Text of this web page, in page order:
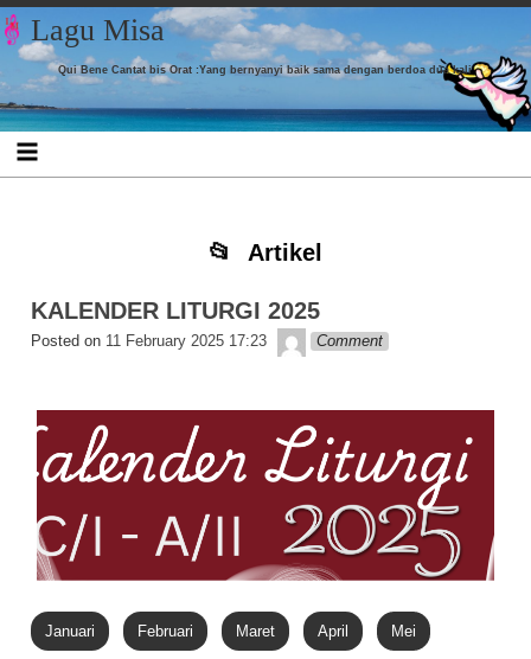
Skip to content
LISTCATEGORYPOSTSWIDGET-16
LISTCATEGORYPOSTSWIDGET-8
LISTCATEGORYPOSTSWIDGET-4
Skip to CUSTOM_HTML-7
LISTCATEGORYPOSTSWIDGET-18
Skip to CUSTOM_HTML-3
Skip to CATEGORIES-4
Skip to TAG_CLOUD-9
Lagu Misa
Qui Bene Cantat bis Orat :Yang bernyanyi baik sama dengan berdoa dua kali
Artikel
KALENDER LITURGI 2025
Posted on 11 February 2025 17:23 Lapopp music
Comment
Januari Februari Maret April Mei